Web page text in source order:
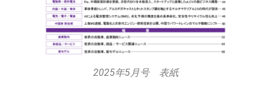
2025年5月号 表紙